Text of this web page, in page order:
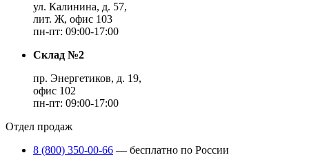
ул. Калинина, д. 57,
лит. Ж, офис 103
пн-пт: 09:00-17:00
Склад №2
пр. Энергетиков, д. 19,
офис 102
пн-пт: 09:00-17:00
Отдел продаж
8 (800) 350-00-66 — бесплатно по России